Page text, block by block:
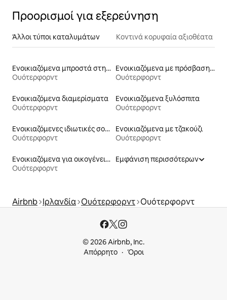
Προορισμοί για εξερεύνηση
Άλλοι τύποι καταλυμάτων Κοντινά κορυφαία αξιοθέατα
Ενοικιαζόμενα μπροστά στη θάλασσα
Ουότερφορντ
Ενοικιαζόμενα με πρόσβαση σε παραλία
Ουότερφορντ
Ενοικιαζόμενα διαμερίσματα
Ουότερφορντ
Ενοικιαζόμενα ξυλόσπιτα
Ουότερφορντ
Ενοικιαζόμενες ιδιωτικές σουίτες
Ουότερφορντ
Ενοικιαζόμενα με τζακούζι
Ουότερφορντ
Ενοικιαζόμενα για οικογένειες
Ουότερφορντ
Εμφάνιση περισσότερων
Airbnb Ιρλανδία Ουότερφορντ Ουότερφορντ
© 2026 Airbnb, Inc.
Απόρρητο
Όροι